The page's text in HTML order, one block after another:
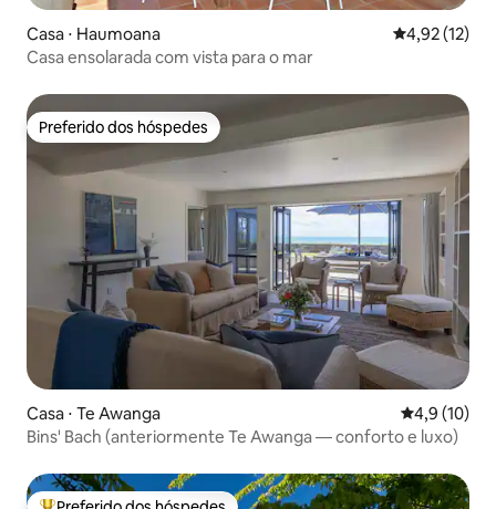
Casa ⋅ Haumoana 4,92 de uma
4,92 (12)
Casa ensolarada com vista para o mar
Preferido dos hóspedes
Preferido dos hóspedes
Casa ⋅ Te Awanga 4,9 de uma
4,9 (10)
Bins' Bach (anteriormente Te Awanga — conforto e luxo)